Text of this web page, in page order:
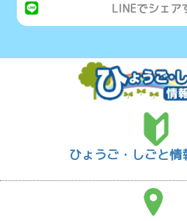
LINEでシェア
ひょうご・しごと情